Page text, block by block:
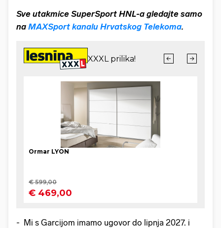
Sve utakmice SuperSport HNL-a gledajte samo
na MAXSport kanalu Hrvatskog Telekoma.
- Mi s Garcijom imamo ugovor do lipnja 2027. i